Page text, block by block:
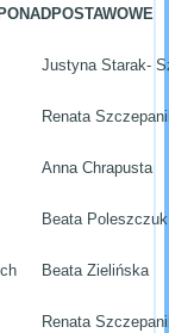
Justyna Starak-
Renata
Anna Chrapusta
Beata Poleszczuk
Beata Zielińska
Renata